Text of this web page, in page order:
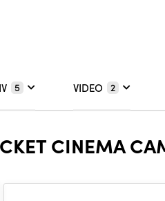
5 VIDEO 2
CINEMA